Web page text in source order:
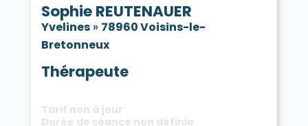
Sophie REUTENAUER
Yvelines» 78960 Voisins-le-
Bretonneux
Thérapeute
Tarif non à jour
Durée de séance non définie